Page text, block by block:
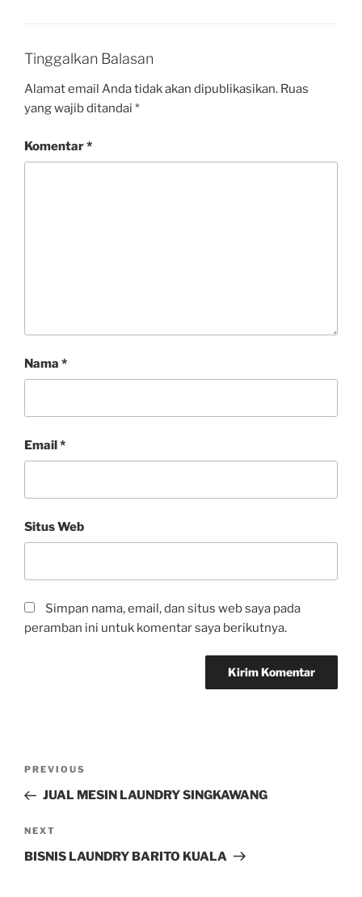
Tinggalkan Balasan
Alamat email Anda tidak akan dipublikasikan. Ruas
yang wajib ditandai *
Komentar*
Nama *
Email*
Situs Web
Simpan nama, email, dan situs web saya pada
peramban ini untuk komentar saya berikutnya.
PREVIOUS
JUAL MESIN LAUNDRY SINGKAWANG
NEXT
BISNIS LAUNDRY BARITO KUALA